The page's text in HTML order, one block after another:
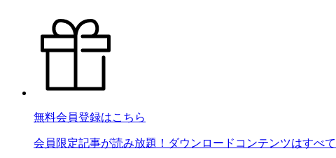
無料会員登録はこちら
会員限定記事が読み放題！ダウンロードコンテンツはすべ